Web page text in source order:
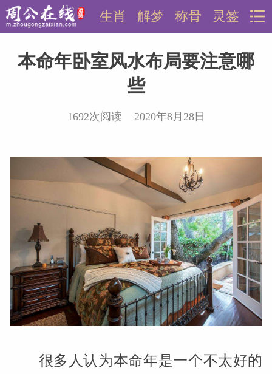
灵签
称骨
解梦
生肖
本命年卧室风水布局要注意哪
些
1692次阅读 2020年8月28日
很多人认为本命年是一个不太好的